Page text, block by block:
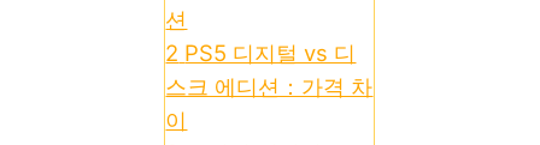
션
2 PS5 디지털 vs 디
스크 에디션：가격 차
이